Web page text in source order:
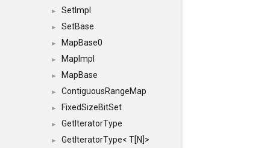
► SetImpl
► SetBase
► MapBase0
► MapImpl
► MapBase
► ContiguousRangeMap
► FixedSizeBitSet
► GetIteratorType
► GetIteratorType< T[N]>